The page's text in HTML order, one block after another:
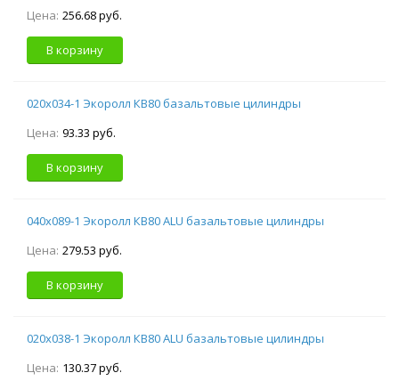
Цена: 256.68 руб.
В корзину
020х034-1 Экоролл КВ80 базальтовые цилиндры
Цена: 93.33 руб.
В корзину
040х089-1 Экоролл КВ80 ALU базальтовые цилиндры
Цена: 279.53 руб.
В корзину
020х038-1 Экоролл КВ80 ALU базальтовые цилиндры
Цена: 130.37 руб.